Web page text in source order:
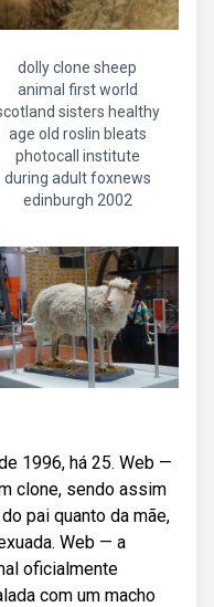
dolly clone sheep
animal first world
sisters healthy
age old roslin bleats
photocall institute
during adult foxnews
edinburgh 2002
1996, há 25. Web —
clone, sendo assim
pai quanto da mãe,
Web — a
oficialmente
com um macho